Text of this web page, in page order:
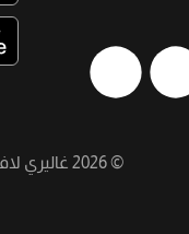
©
2026 غاليري